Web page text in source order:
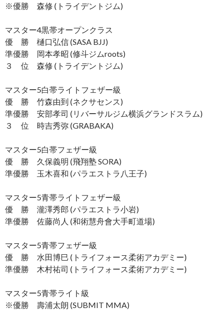
※優勝 森修 (トライデントジム)
マスター4黒帯オープンクラス
優 勝 樋口弘信 (SASA BJJ)
準優勝 岡本孝昭 (修斗ジムroots)
３ 位 森修 (トライデントジム)
マスター5白帯ライトフェザー級
優 勝 竹森由到 (ネクサセンス)
準優勝 安部孝司 (リバーサルジム横浜グランドスラム)
３ 位 時吉秀弥 (GRABAKA)
マスター5白帯フェザー級
優 勝 久保義明 (飛翔塾 SORA)
準優勝 玉木喜和 (パラエストラ八王子)
マスター5青帯ライトフェザー級
優 勝 瀧澤秀郎 (パラエストラ小岩)
準優勝 佐藤尚人 (和術慧舟會大手町道場)
マスター5青帯フェザー級
優 勝 水田博巳 (トライフォース柔術アカデミー)
準優勝 木村祐司 (トライフォース柔術アカデミー)
マスター5青帯ライト級
※優勝 壽浦太朗 (SUBMIT MMA)